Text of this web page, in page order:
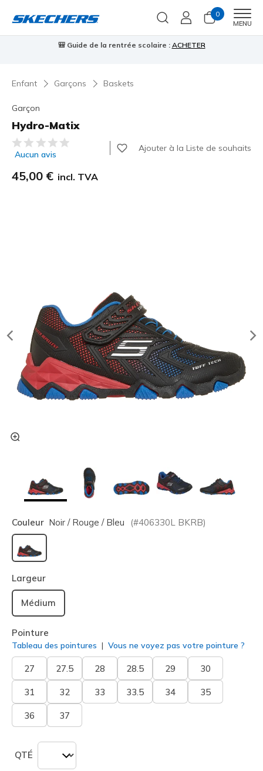
0
MENU
🎒 Guide de la rentrée scolaire : ACHETER
Enfant Garçons Baskets
Garçon
Hydro-Matix
Évaluation client 5 sur 5
Aucun avis
Ajouter à la Liste de souhaits
45,00 € incl. TVA
Couleur Noir / Rouge / Bleu (#406330L BKRB)
sélectionné
Largeur
Médium
Pointure
Tableau des pointures Vous ne voyez pas votre pointure ?
27 27.5 28 28.5 29 30
31 32 33 33.5 34 35
36 37
QTÉ